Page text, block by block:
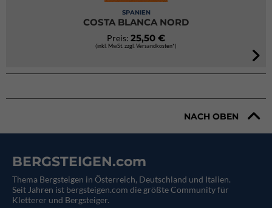
SPANIEN
COSTA BLANCA NORD
Preis: 25,50 €
(inkl. MwSt. zzgl. Versandkosten*)
NACH OBEN
BERGSTEIGEN.com
Thema Bergsteigen in Österreich, Deutschland und Italien.
Seit Jahren ist bergsteigen.com die größte Community für
Kletterer und Bergsteiger.